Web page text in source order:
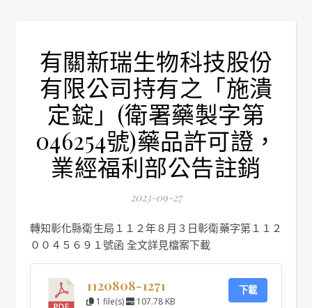
有關新瑞生物科技股份
有限公司持有之「施潰
定錠」(衛署藥製字第
046254號)藥品許可證，
業經福利部公告註銷
2023-09-27
轉知彰化縣衛生局１１２年８月３日彰衛藥字第１１２
００４５６９１號函 全文詳見檔案下載
1120808-1271
1 file(s) 107.78 KB
下載